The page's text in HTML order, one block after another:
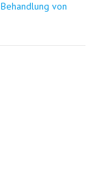
Behandlung von